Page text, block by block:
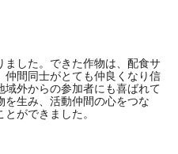
した。できた作物は、配食サ
仲間同士がとても仲良くなり信
外からの参加者にも喜ばれて
を生み、活動仲間の心をつな
ができました。